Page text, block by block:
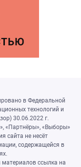
в Федеральной
технологий и
30.06.2022 г.
«Партнёры», «Выборы»
сайта не несёт
содержащейся в
ссылка на